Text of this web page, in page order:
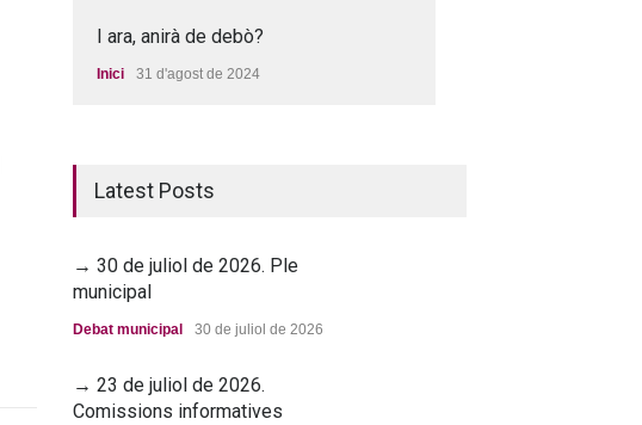
I ara, anirà de debò?
Inici 31 d'agost de 2024
Latest Posts
→ 30 de juliol de 2026. Ple
municipal
Debat municipal 30 de juliol de 2026
→ 23 de juliol de 2026.
Comissions informatives